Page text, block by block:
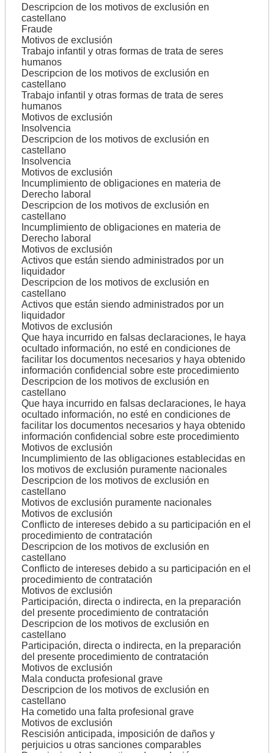
Descripcion de los motivos de exclusión en
castellano
Fraude
Motivos de exclusión
Trabajo infantil y otras formas de trata de seres
humanos
Descripcion de los motivos de exclusión en
castellano
Trabajo infantil y otras formas de trata de seres
humanos
Motivos de exclusión
Insolvencia
Descripcion de los motivos de exclusión en
castellano
Insolvencia
Motivos de exclusión
Incumplimiento de obligaciones en materia de
Derecho laboral
Descripcion de los motivos de exclusión en
castellano
Incumplimiento de obligaciones en materia de
Derecho laboral
Motivos de exclusión
Activos que están siendo administrados por un
liquidador
Descripcion de los motivos de exclusión en
castellano
Activos que están siendo administrados por un
liquidador
Motivos de exclusión
Que haya incurrido en falsas declaraciones, le haya
ocultado información, no esté en condiciones de
facilitar los documentos necesarios y haya obtenido
información confidencial sobre este procedimiento
Descripcion de los motivos de exclusión en
castellano
Que haya incurrido en falsas declaraciones, le haya
ocultado información, no esté en condiciones de
facilitar los documentos necesarios y haya obtenido
información confidencial sobre este procedimiento
Motivos de exclusión
Incumplimiento de las obligaciones establecidas en
los motivos de exclusión puramente nacionales
Descripcion de los motivos de exclusión en
castellano
Motivos de exclusión puramente nacionales
Motivos de exclusión
Conflicto de intereses debido a su participación en el
procedimiento de contratación
Descripcion de los motivos de exclusión en
castellano
Conflicto de intereses debido a su participación en el
procedimiento de contratación
Motivos de exclusión
Participación, directa o indirecta, en la preparación
del presente procedimiento de contratación
Descripcion de los motivos de exclusión en
castellano
Participación, directa o indirecta, en la preparación
del presente procedimiento de contratación
Motivos de exclusión
Mala conducta profesional grave
Descripcion de los motivos de exclusión en
castellano
Ha cometido una falta profesional grave
Motivos de exclusión
Rescisión anticipada, imposición de daños y
perjuicios u otras sanciones comparables